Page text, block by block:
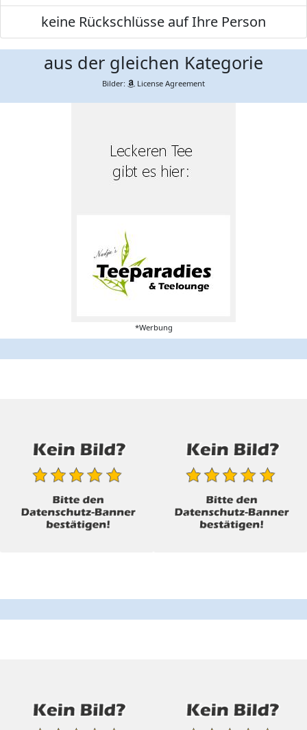
keine Rückschlüsse auf Ihre Person
aus der gleichen Kategorie
Bilder: License Agreement
*Werbung